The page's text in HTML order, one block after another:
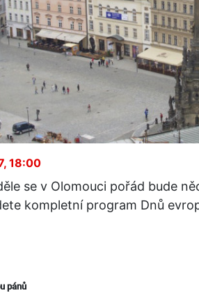
18:00
se v Olomouci pořád bude
kompletní program Dnů
pánů